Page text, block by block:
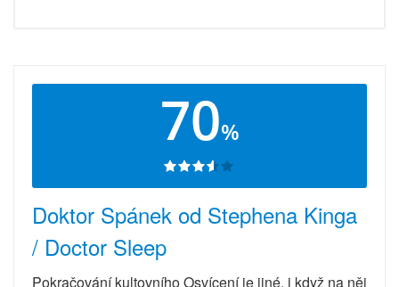
70%
Doktor Spánek od Stephena Kinga
/ Doctor Sleep
Pokračování kultovního Osvícení je jiné, i když na něj